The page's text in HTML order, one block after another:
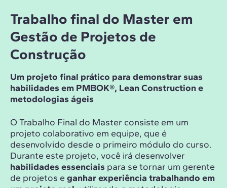
Trabalho final do Master em
Gestão de Projetos de
Construção
Um projeto final prático para demonstrar suas
habilidades em PMBOK®, Lean Construction e
metodologias ágeis
O Trabalho Final do Master consiste em um
projeto colaborativo em equipe, que é
desenvolvido desde o primeiro módulo do curso.
Durante este projeto, você irá desenvolver
habilidades essenciais para se tornar um gerente
de projetos e ganhar experiência trabalhando em